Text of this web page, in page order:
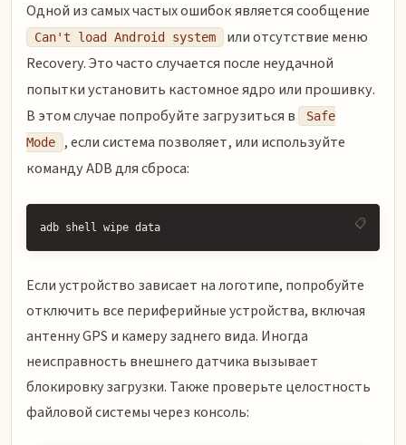
Одной из самых частых ошибок является сообщение
Can't load Android system
или отсутствие меню
Recovery. Это часто случается после неудачной
попытки установить кастомное ядро или прошивку.
В этом случае попробуйте загрузиться в
Safe
Mode
, если система позволяет, или используйте
команду ADB для сброса:
adb shell wipe data
Если устройство зависает на логотипе, попробуйте
отключить все периферийные устройства, включая
антенну GPS и камеру заднего вида. Иногда
неисправность внешнего датчика вызывает
блокировку загрузки. Также проверьте целостность
файловой системы через консоль: